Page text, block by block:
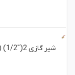
شیر گازی 2("1/2) (آذران 102)